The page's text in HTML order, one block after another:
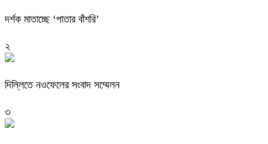
দর্শক মাতাচ্ছে ‘পাতার বাঁশরি’
২
দিল্লিতে নওফেলের সংবাদ সম্মেলন
৩